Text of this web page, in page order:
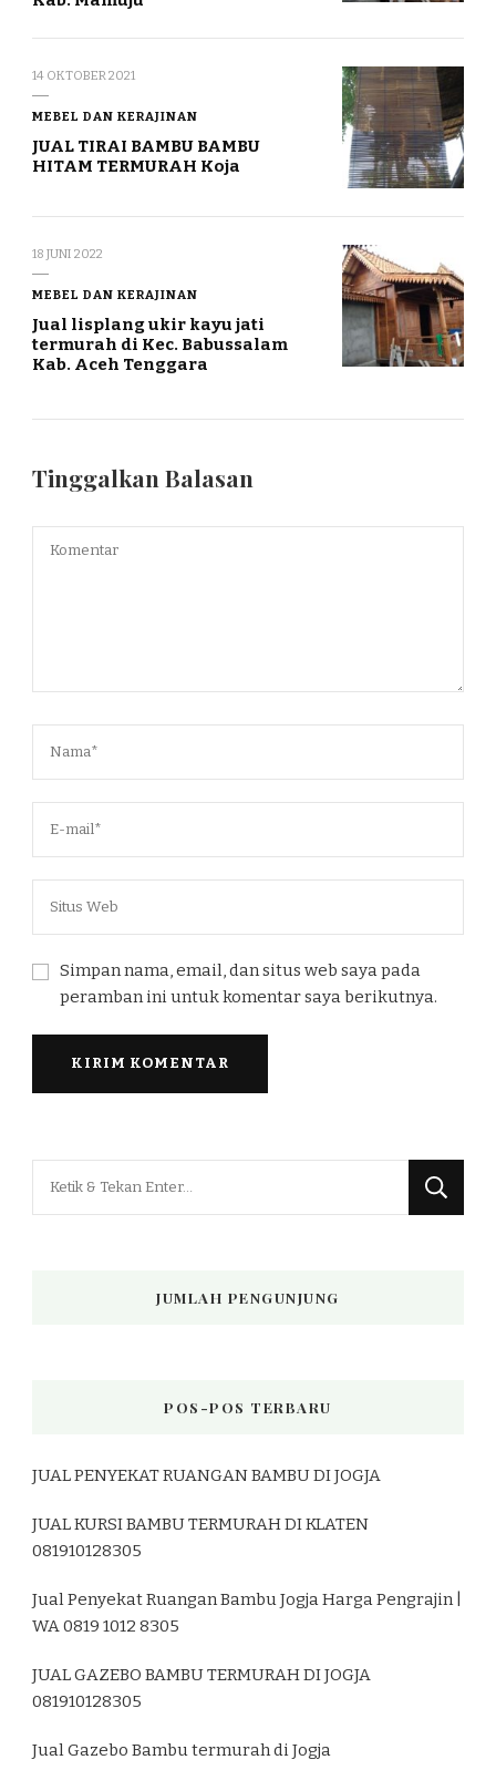
14 OKTOBER 2021
MEBEL DAN KERAJINAN
JUAL TIRAI BAMBU BAMBU
HITAM TERMURAH Koja
18 JUNI 2022
MEBEL DAN KERAJINAN
Jual lisplang ukir kayu jati
termurah di Kec. Babussalam
Kab. Aceh Tenggara
Tinggalkan Balasan
Simpan nama, email, dan situs web saya pada
peramban ini untuk komentar saya berikutnya.
JUMLAH PENGUNJUNG
POS-POS TERBARU
JUAL PENYEKAT RUANGAN BAMBU DI JOGJA
JUAL KURSI BAMBU TERMURAH DI KLATEN
081910128305
Jual Penyekat Ruangan Bambu Jogja Harga Pengrajin |
WA 0819 1012 8305
JUAL GAZEBO BAMBU TERMURAH DI JOGJA
081910128305
Jual Gazebo Bambu termurah di Jogja